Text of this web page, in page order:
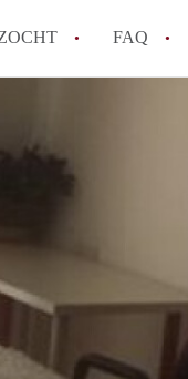
FAQ
het om te reageren op een
vragen